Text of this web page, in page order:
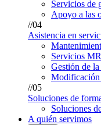
Servicios de
Apoyo a las
//04
Asistencia en
Servicios
Gestión de
Modificación
//05
Soluciones de
Soluciones
A quién servimos